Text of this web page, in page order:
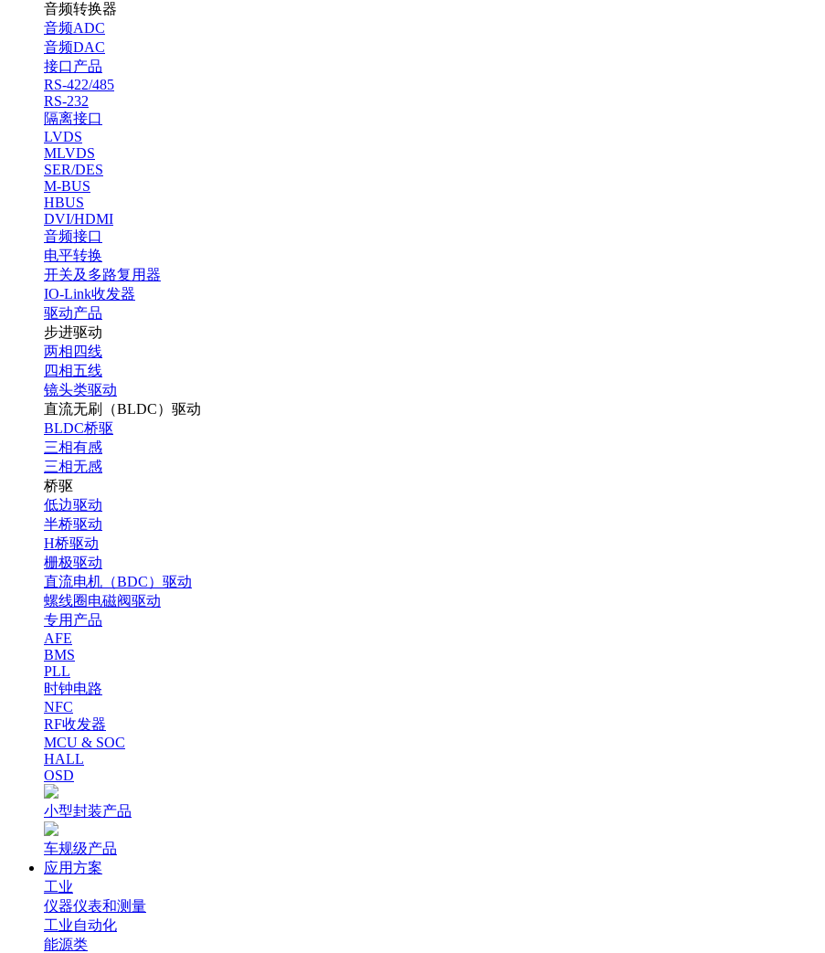
音频转换器
音频ADC
音频DAC
接口产品
RS-422/485
RS-232
隔离接口
LVDS
MLVDS
SER/DES
M-BUS
HBUS
DVI/HDMI
音频接口
电平转换
开关及多路复用器
IO-Link收发器
驱动产品
步进驱动
两相四线
四相五线
镜头类驱动
直流无刷（BLDC）驱动
BLDC桥驱
三相有感
三相无感
桥驱
低边驱动
半桥驱动
H桥驱动
栅极驱动
直流电机（BDC）驱动
螺线圈电磁阀驱动
专用产品
AFE
BMS
PLL
时钟电路
NFC
RF收发器
MCU & SOC
HALL
OSD
小型封装产品
车规级产品
应用方案
工业
仪器仪表和测量
工业自动化
能源类